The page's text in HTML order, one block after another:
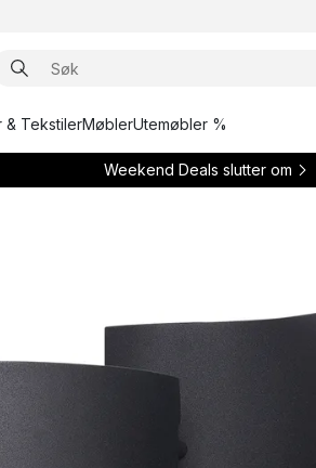
& TekstilerMøblerUtemøbler %
Weekend Deals slutter om